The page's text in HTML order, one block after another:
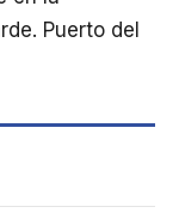
Puerto del